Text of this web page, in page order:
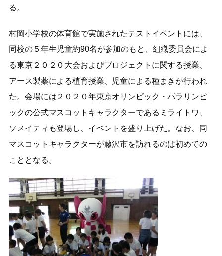
る。
村岡小学校の体育館で実施されたテストイベントには、
同校の５年生児童約90名が参加のもと、組織委員会によ
る東京２０２０大会およびプロジェクトに関する授業、
アース製薬による植育授業、児童による種まきが行われ
た。会場には２０２０年東京オリンピック・パラリンピ
ックの公式マスコットキャラクターであるミライトワ、
ソメイティも登場し、イベントを盛り上げた。なお、同
マスコットキャラクターが藤沢市を訪れるのは初めての
こととなる。